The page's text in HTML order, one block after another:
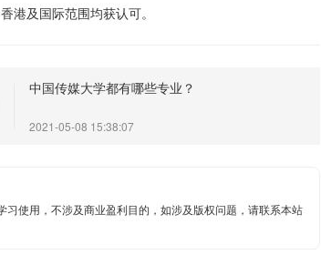
港及国际范围均获认可。
中国传媒大学都有哪些专业？
2021-05-08 15:38:07
使用，不涉及商业盈利目的，如涉及版权问题，请联系本站